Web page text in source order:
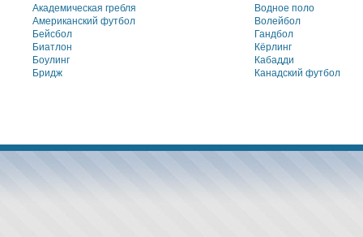
Академическая гребля
Американский футбол
Бейсбол
Биатлон
Боулинг
Бридж
Водное поло
Волейбол
Гандбол
Кёрлинг
Кабадди
Канадский футбол